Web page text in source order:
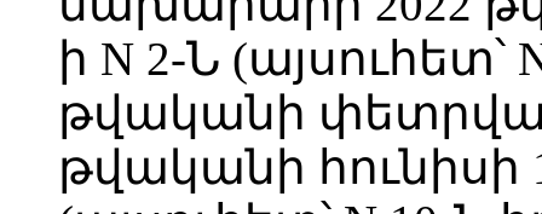
ի N 2-Ն (այսուհետ՝
թվականի
թվականի հունիսի